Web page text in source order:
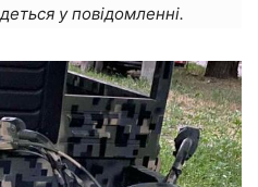
у повідомленні.